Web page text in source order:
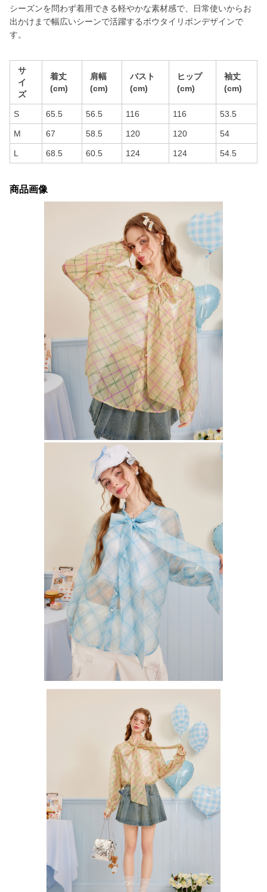
シーズンを問わず着用できる軽やかな素材感で、日常使いからお
出かけまで幅広いシーンで活躍するボウタイリボンデザインで
す。
サ
イ
ズ
着丈
(cm)
肩幅
(cm)
バスト
(cm)
ヒップ
(cm)
袖丈
(cm)
S 65.5 56.5 116 116 53.5
M 67 58.5 120 120 54
L 68.5 60.5 124 124 54.5
商品画像